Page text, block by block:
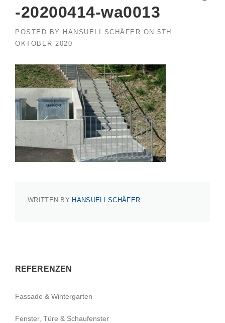
-20200414-wa0013
POSTED BY HANSUELI SCHÄFER ON 5TH
OKTOBER 2020
WRITTEN BY HANSUELI SCHÄFER
REFERENZEN
Fassade & Wintergarten
Fenster, Türe & Schaufenster